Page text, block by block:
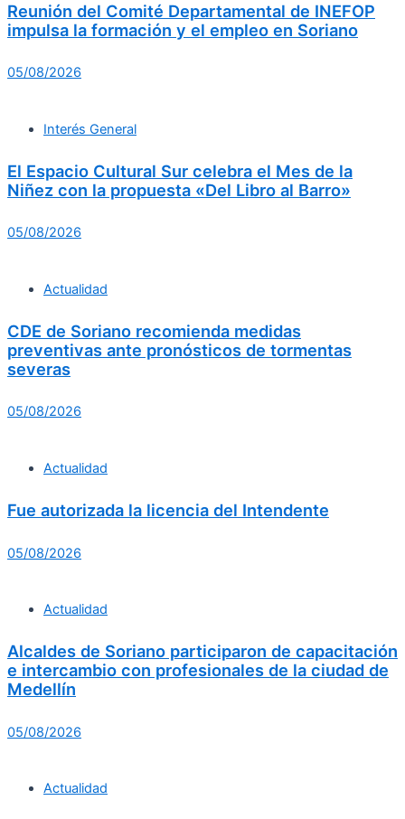
Reunión del Comité Departamental de INEFOP
impulsa la formación y el empleo en Soriano
05/08/2026
Interés General
El Espacio Cultural Sur celebra el Mes de la
Niñez con la propuesta «Del Libro al Barro»
05/08/2026
Actualidad
CDE de Soriano recomienda medidas
preventivas ante pronósticos de tormentas
severas
05/08/2026
Actualidad
Fue autorizada la licencia del Intendente
05/08/2026
Actualidad
Alcaldes de Soriano participaron de capacitación
e intercambio con profesionales de la ciudad de
Medellín
05/08/2026
Actualidad